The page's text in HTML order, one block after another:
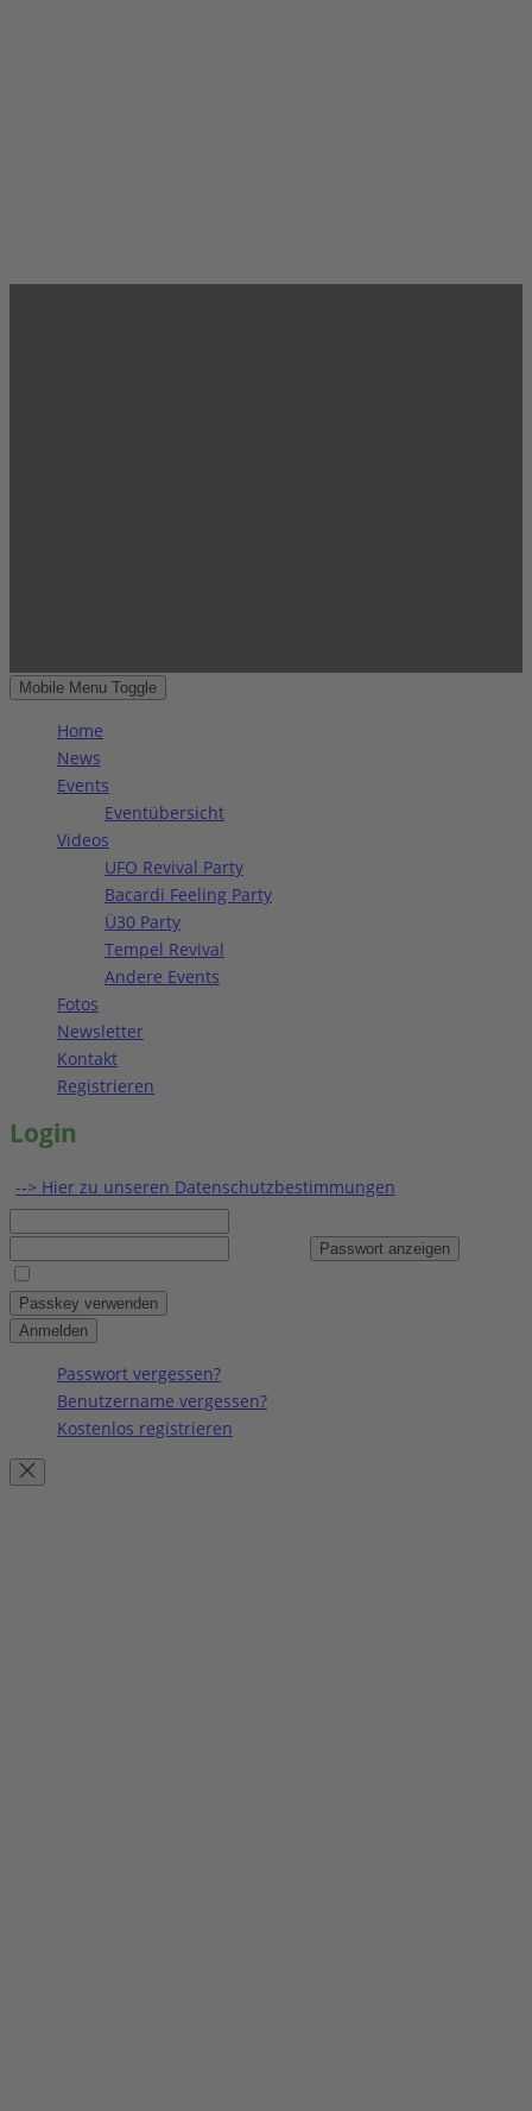
Mobile Menu Toggle
Home
News
Events
Eventübersicht
Videos
UFO Revival Party
Bacardi Feeling Party
Ü30 Party
Tempel Revival
Andere Events
Fotos
Newsletter
Kontakt
Registrieren
Login
--> Hier zu unseren Datenschutzbestimmungen
Passwort anzeigen
Passkey verwenden
Anmelden
Passwort vergessen?
Benutzername vergessen?
Kostenlos registrieren